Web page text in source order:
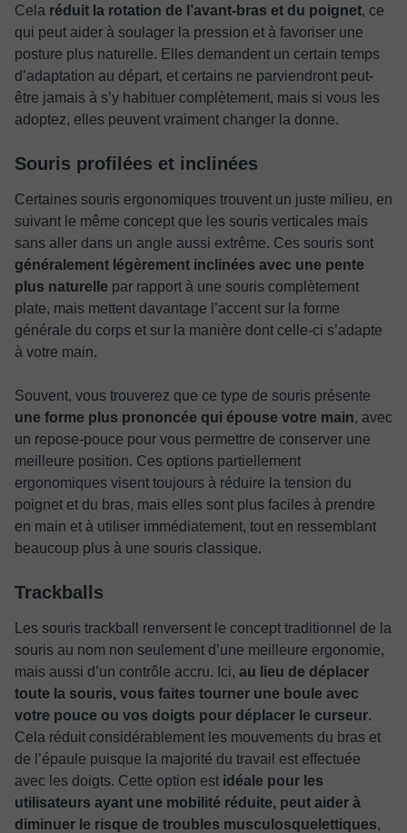
Cela réduit la rotation de l’avant-bras et du poignet, ce
qui peut aider à soulager la pression et à favoriser une
posture plus naturelle. Elles demandent un certain temps
d’adaptation au départ, et certains ne parviendront peut-
être jamais à s’y habituer complètement, mais si vous les
adoptez, elles peuvent vraiment changer la donne.
Souris profilées et inclinées
Certaines souris ergonomiques trouvent un juste milieu, en
suivant le même concept que les souris verticales mais
sans aller dans un angle aussi extrême. Ces souris sont
généralement légèrement inclinées avec une pente
plus naturelle par rapport à une souris complètement
plate, mais mettent davantage l’accent sur la forme
générale du corps et sur la manière dont celle-ci s’adapte
à votre main.
Souvent, vous trouverez que ce type de souris présente
une forme plus prononcée qui épouse votre main, avec
un repose-pouce pour vous permettre de conserver une
meilleure position. Ces options partiellement
ergonomiques visent toujours à réduire la tension du
poignet et du bras, mais elles sont plus faciles à prendre
en main et à utiliser immédiatement, tout en ressemblant
beaucoup plus à une souris classique.
Trackballs
Les souris trackball renversent le concept traditionnel de la
souris au nom non seulement d’une meilleure ergonomie,
mais aussi d’un contrôle accru. Ici, au lieu de déplacer
toute la souris, vous faites tourner une boule avec
votre pouce ou vos doigts pour déplacer le curseur.
Cela réduit considérablement les mouvements du bras et
de l’épaule puisque la majorité du travail est effectuée
avec les doigts. Cette option est idéale pour les
utilisateurs ayant une mobilité réduite, peut aider à
diminuer le risque de troubles musculosquelettiques,